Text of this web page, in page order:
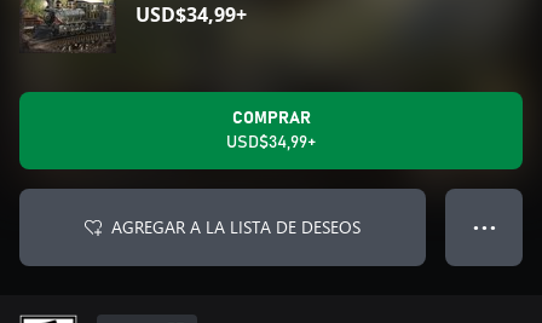
USD$34,99+
COMPRAR
USD$34,99+
AGREGAR A LA LISTA DE DESEOS ● ● ●